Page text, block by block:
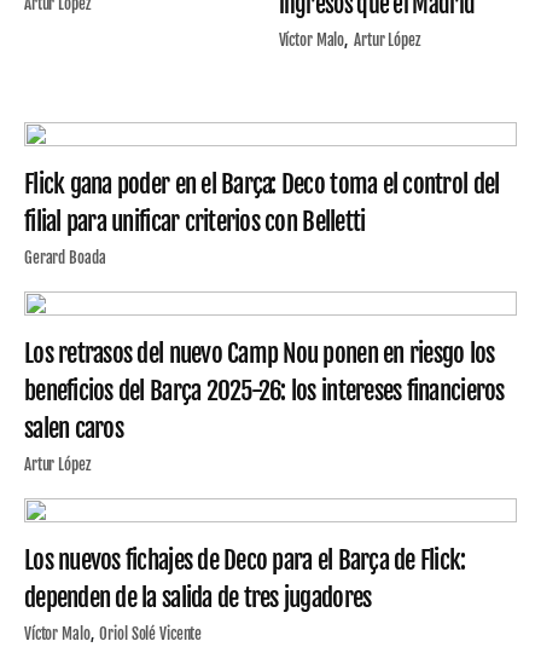
Artur López
Víctor Malo Artur López
Flick gana poder en el Barça: Deco toma el control del
filial para unificar criterios con Belletti
Gerard Boada
Los retrasos del nuevo Camp Nou ponen en riesgo los
beneficios del Barça 2025-26: los intereses financieros
salen caros
Artur López
Los nuevos fichajes de Deco para el Barça de Flick:
dependen de la salida de tres jugadores
Víctor Malo Oriol Solé Vicente